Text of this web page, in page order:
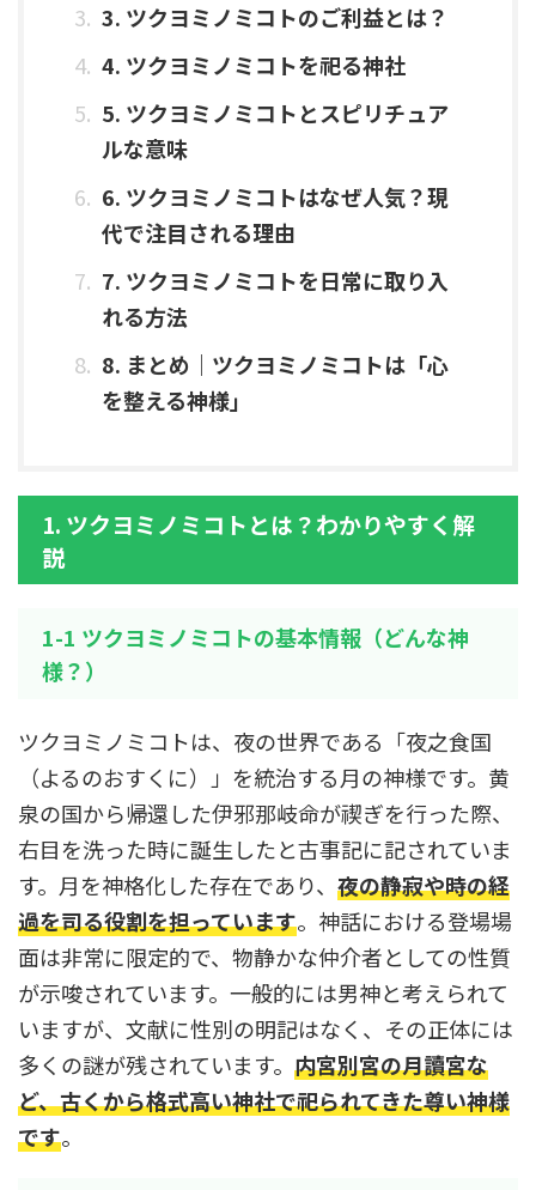
3. ツクヨミノミコトのご利益とは？
4. ツクヨミノミコトを祀る神社
5. ツクヨミノミコトとスピリチュア
ルな意味
6. ツクヨミノミコトはなぜ人気？現
代で注目される理由
7. ツクヨミノミコトを日常に取り入
れる方法
8. まとめ｜ツクヨミノミコトは「心
を整える神様」
1. ツクヨミノミコトとは？わかりやすく解
説
1-1 ツクヨミノミコトの基本情報（どんな神
様？）
ツクヨミノミコトは、夜の世界である「夜之食国
（よるのおすくに）」を統治する月の神様です。黄
泉の国から帰還した伊邪那岐命が禊ぎを行った際、
右目を洗った時に誕生したと古事記に記されていま
す。月を神格化した存在であり、 夜の静寂や時の経
過を司る役割を担っています。神話における登場場
面は非常に限定的で、物静かな仲介者としての性質
が示唆されています。一般的には男神と考えられて
いますが、文献に性別の明記はなく、その正体には
多くの謎が残されています。 内宮別宮の月讀宮な
ど、古くから格式高い神社で祀られてきた尊い神様
です。